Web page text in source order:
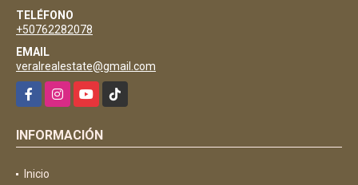
TELÉFONO
+50762282078
EMAIL
veralrealestate@gmail.com
FacebookInstagramYouTubeTikTok
INFORMACIÓN
Inicio